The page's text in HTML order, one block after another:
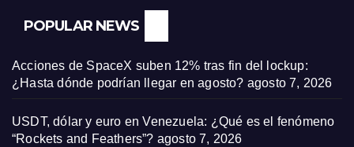
POPULAR NEWS
Acciones de SpaceX suben 12% tras fin del lockup:
¿Hasta dónde podrían llegar en agosto? agosto 7, 2026
USDT, dólar y euro en Venezuela: ¿Qué es el fenómeno
“Rockets and Feathers”? agosto 7, 2026